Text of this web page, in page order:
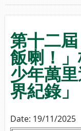
第十二
飯喇！
少年萬
界紀錄」
Date: 19/11/2025